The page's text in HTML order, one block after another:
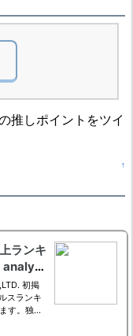
推しポイントをツイ
↑